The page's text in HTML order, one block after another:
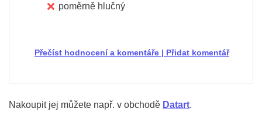
poměrně hlučný
Přidat komentář
|
Přečíst hodnocení a komentáře
Nakoupit jej můžete např. v obchodě Datart.